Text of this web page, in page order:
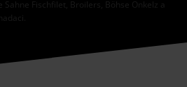
Fischfilet, Broilers, Böhse Onkelz a